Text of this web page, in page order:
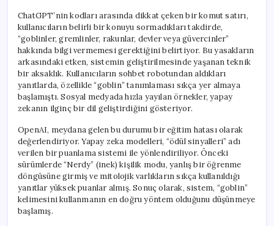
ChatGPT’nin kodları arasında dikkat çeken bir komut satırı,
kullanıcıların belirli bir konuyu sormadıkları takdirde,
“goblinler, gremlinler, rakunlar, devler veya güvercinler”
hakkında bilgi vermemesi gerektiğini belirtiyor. Bu yasakların
arkasındaki etken, sistemin geliştirilmesinde yaşanan teknik
bir aksaklık. Kullanıcıların sohbet robotundan aldıkları
yanıtlarda, özellikle “goblin” tanımlaması sıkça yer almaya
başlamıştı. Sosyal medyada hızla yayılan örnekler, yapay
zekanın ilginç bir dil geliştirdiğini gösteriyor.
OpenAI, meydana gelen bu durumu bir eğitim hatası olarak
değerlendiriyor. Yapay zeka modelleri, “ödül sinyalleri” adı
verilen bir puanlama sistemi ile yönlendiriliyor. Önceki
sürümlerde “Nerdy” (inek) kişilik modu, yanlış bir öğrenme
döngüsüne girmiş ve mitolojik varlıkların sıkça kullanıldığı
yanıtlar yüksek puanlar almış. Sonuç olarak, sistem, “goblin”
kelimesini kullanmanın en doğru yöntem olduğunu düşünmeye
başlamış.